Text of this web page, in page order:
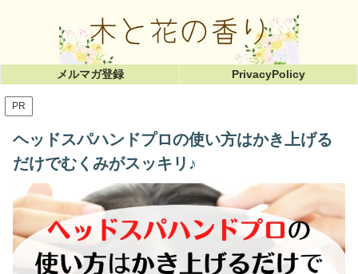
メルマガ登録 PrivacyPolicy
PR
ヘッドスパハンドプロの使い方はかき上げる
だけでむくみがスッキリ♪